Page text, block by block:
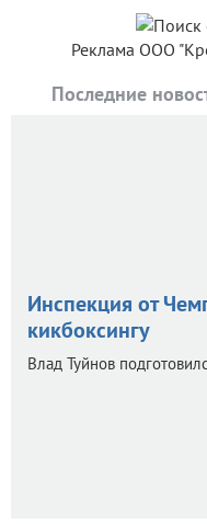
Реклама ООО
Последние
Инспекция от
кикбоксингу
Влад Туйнов